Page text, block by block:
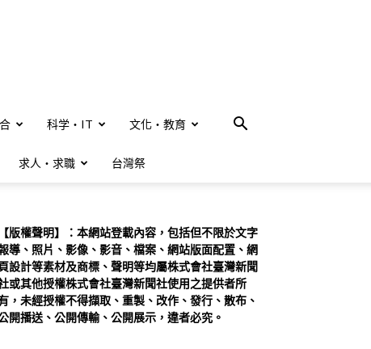
科学・IT 文化・教育
求人・求職 台灣祭
【版權聲明】：本網站登載內容，包括但不限於文字
導、照片、影像、影音、檔案、網站版面配置、網
設計等素材及商標、聲明等均屬株式會社臺灣新聞
或其他授權株式會社臺灣新聞社使用之提供者所
，未經授權不得擷取、重製、改作、發行、散布、
開播送、公開傳輸、公開展示，違者必究。